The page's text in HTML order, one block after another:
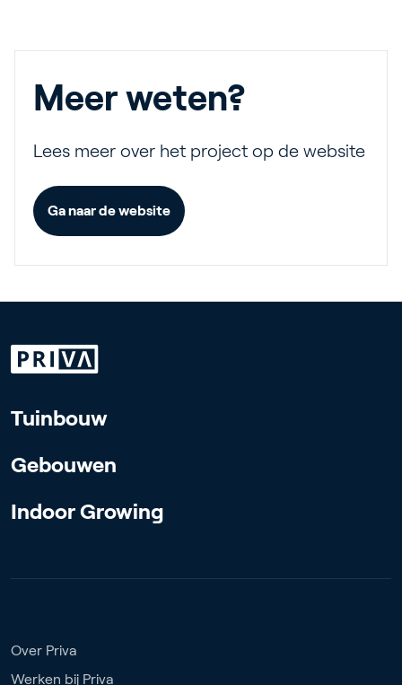
Meer weten?
Lees meer over het project op de website
Ga naar de website
Tuinbouw
Gebouwen
Indoor Growing
Over Priva
Werken bij Priva